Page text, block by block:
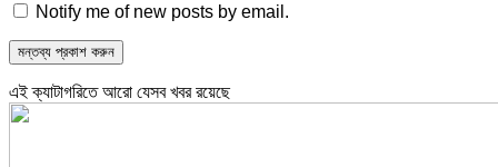
Notify me of new posts by email.
এই ক্যাটাগরিতে আরো যেসব খবর রয়েছে